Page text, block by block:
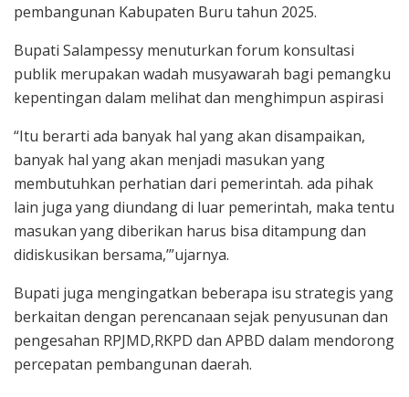
pembangunan Kabupaten Buru tahun 2025.
Bupati Salampessy menuturkan forum konsultasi
publik merupakan wadah musyawarah bagi pemangku
kepentingan dalam melihat dan menghimpun aspirasi
“Itu berarti ada banyak hal yang akan disampaikan,
banyak hal yang akan menjadi masukan yang
membutuhkan perhatian dari pemerintah. ada pihak
lain juga yang diundang di luar pemerintah, maka tentu
masukan yang diberikan harus bisa ditampung dan
didiskusikan bersama,’”ujarnya.
Bupati juga mengingatkan beberapa isu strategis yang
berkaitan dengan perencanaan sejak penyusunan dan
pengesahan RPJMD,RKPD dan APBD dalam mendorong
percepatan pembangunan daerah.